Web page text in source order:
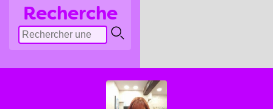
Recherche